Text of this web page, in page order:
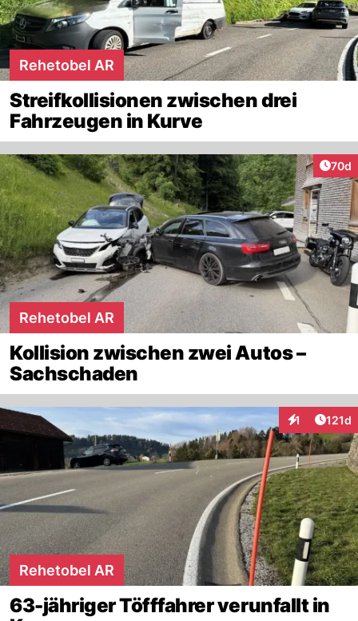
Rehetobel AR
Streifkollisionen zwischen drei
Fahrzeugen in Kurve
70d
Rehetobel AR
Kollision zwischen zwei Autos –
Sachschaden
1
Interaktionen
121d
Rehetobel AR
63-jähriger Töfffahrer verunfallt in